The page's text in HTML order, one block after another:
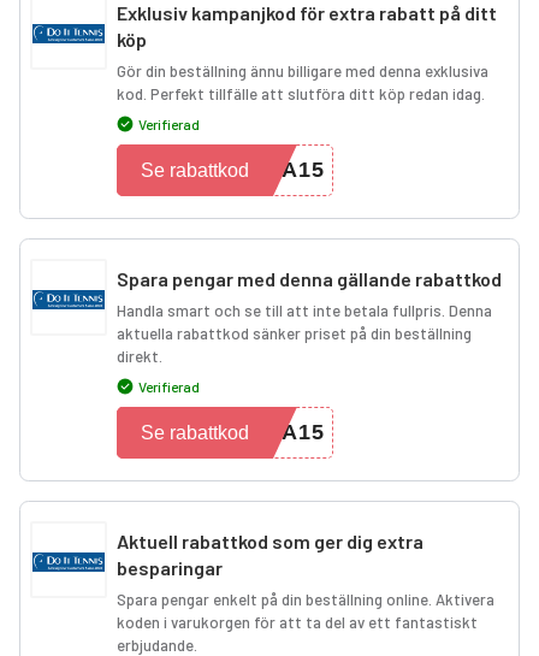
Exklusiv kampanjkod för extra rabatt på ditt
köp
Gör din beställning ännu billigare med denna exklusiva
kod. Perfekt tillfälle att slutföra ditt köp redan idag.
Verifierad
RA15
Se rabattkod
Spara pengar med denna gällande rabattkod
Handla smart och se till att inte betala fullpris. Denna
aktuella rabattkod sänker priset på din beställning
direkt.
Verifierad
NA15
Se rabattkod
Aktuell rabattkod som ger dig extra
besparingar
Spara pengar enkelt på din beställning online. Aktivera
koden i varukorgen för att ta del av ett fantastiskt
erbjudande.